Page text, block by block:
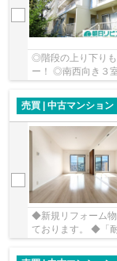
◎階段の上り下り
ー！ ◎南西向き３
売買 | 中古マンション
◆新規リフォーム物
ております。 ◆「